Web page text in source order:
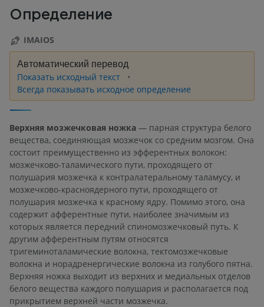
Определение
IMAIOS
Автоматический перевод
Показать исходный текст
Всегда показывать исходное определение
Верхняя мозжечковая ножка — парная структура белого
вещества, соединяющая мозжечок со средним мозгом. Она
состоит преимущественно из эфферентных волокон:
мозжечково-таламического пути, проходящего от
полушария мозжечка к контралатеральному таламусу, и
мозжечково-красноядерного пути, проходящего от
полушария мозжечка к красному ядру. Помимо этого, она
содержит афферентные пути, наиболее значимым из
которых является передний спиномозжечковый путь. К
другим афферентным путям относятся
тригеминоталамические волокна, тектомозжечковые
волокна и норадренергические волокна из голубого пятна.
Верхняя ножка выходит из верхних и медиальных отделов
белого вещества каждого полушария и располагается под
прикрытием верхней части мозжечка.